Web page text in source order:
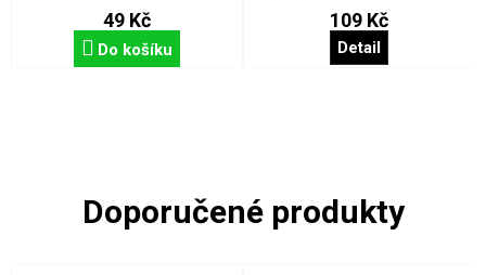
49 Kč
Do košíku
109 Kč
Detail